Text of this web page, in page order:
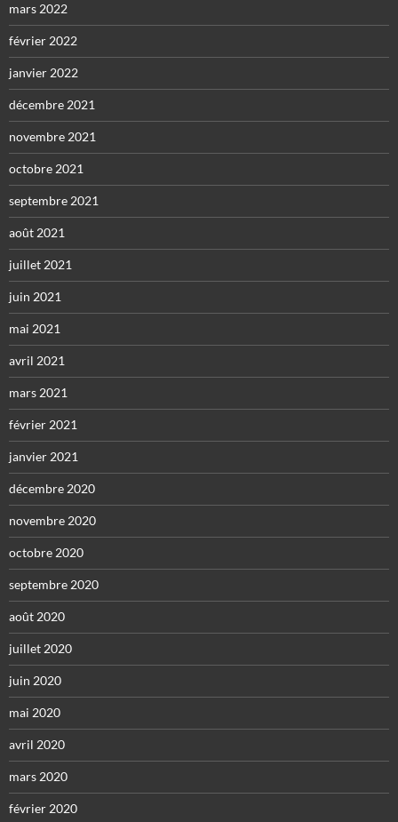
mars 2022
février 2022
janvier 2022
décembre 2021
novembre 2021
octobre 2021
septembre 2021
août 2021
juillet 2021
juin 2021
mai 2021
avril 2021
mars 2021
février 2021
janvier 2021
décembre 2020
novembre 2020
octobre 2020
septembre 2020
août 2020
juillet 2020
juin 2020
mai 2020
avril 2020
mars 2020
février 2020